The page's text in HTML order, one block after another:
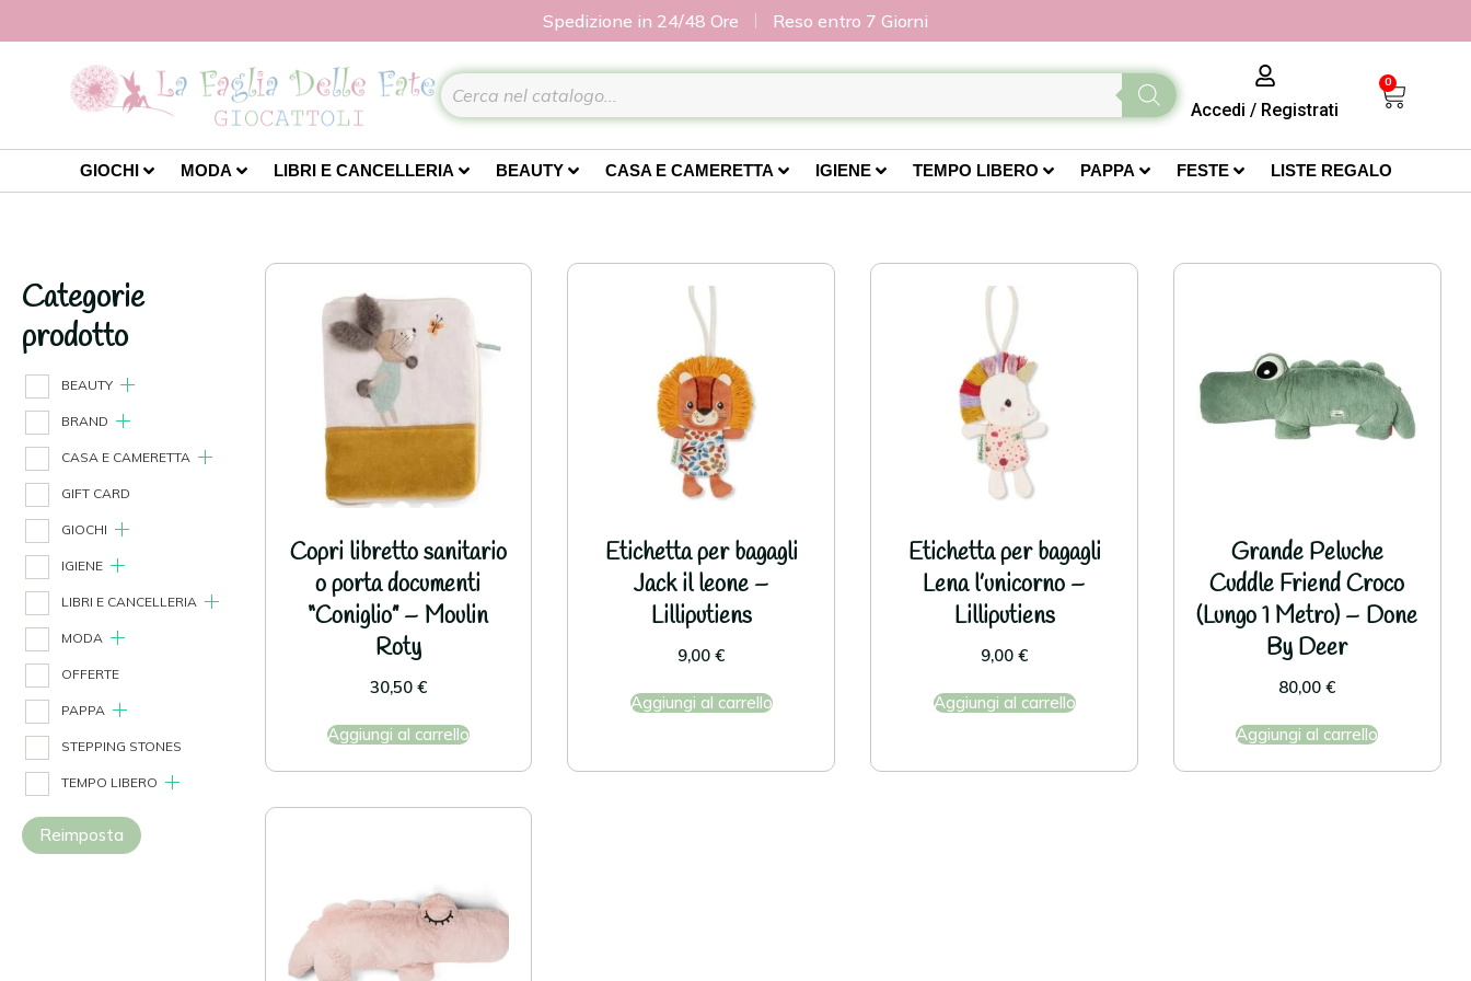
Spedizione in 24/48 Ore Reso entro 7 Giorni
Accedi / Registrati
0
GIOCHI MODA LIBRI E CANCELLERIA BEAUTY CASA E CAMERETTA IGIENE TEMPO LIBERO PAPPA FESTE LISTE REGALO
Categorie
prodotto
BEAUTY
BRAND
CASA E CAMERETTA
GIFT CARD
GIOCHI
IGIENE
LIBRI E CANCELLERIA
MODA
OFFERTE
PAPPA
STEPPING STONES
TEMPO LIBERO
Reimposta
Copri libretto sanitario
o porta documenti
“Coniglio” – Moulin
Roty
30,50 €
Aggiungi al carrello
Etichetta per bagagli
Jack il leone –
Lilliputiens
9,00€
Aggiungi al carrello
Etichetta per bagagli
Lena l’unicorno –
Lilliputiens
9,00€
Aggiungi al carrello
Grande Peluche
Cuddle Friend Croco
(Lungo 1 Metro) – Done
By Deer
80,00€
Aggiungi al carrello